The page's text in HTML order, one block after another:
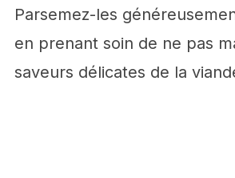
Parsemez-les
en prenant soin de ne pas
saveurs délicates de la